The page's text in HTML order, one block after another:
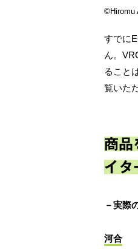
©Hiromu
すでに
ん。
ること
覧いた
商品
イタ
－実際
河合